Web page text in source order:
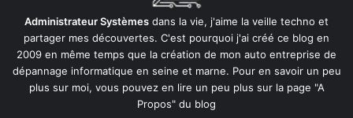
Administrateur Systèmes dans la vie, j'aime la veille techno et
partager mes découvertes. C'est pourquoi j'ai créé ce blog en
2009 en même temps que la création de mon auto entreprise de
dépannage informatique en seine et marne. Pour en savoir un peu
plus sur moi, vous pouvez en lire un peu plus sur la page "A
Propos" du blog